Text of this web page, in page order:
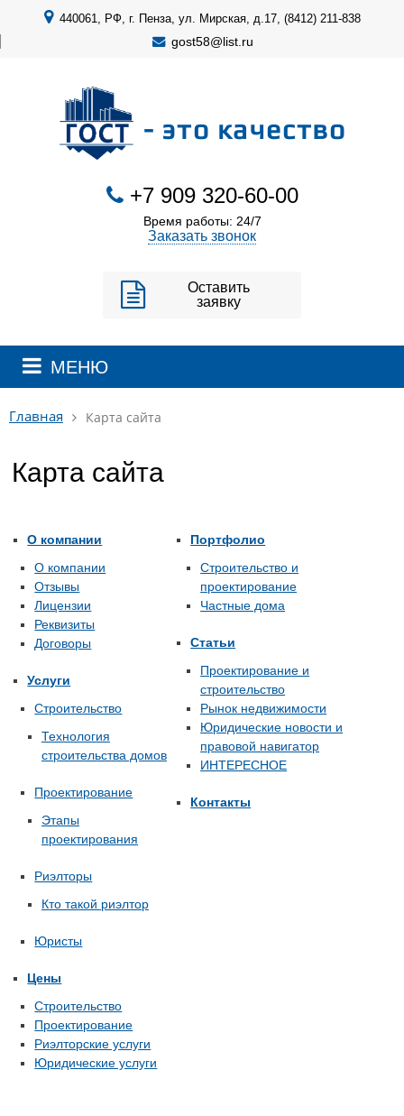
440061, РФ, г. Пенза, ул. Мирская, д.17, (8412) 211-838
gost58@list.ru
- это качество
+7 909 320-60-00
Время работы: 24/7
Заказать звонок
Оставить
заявку
МЕНЮ
Главная Карта сайта
Карта сайта
О компании
О компании
Отзывы
Лицензии
Реквизиты
Договоры
Услуги
Строительство
Технология
строительства домов
Проектирование
Этапы
проектирования
Риэлторы
Кто такой риэлтор
Юристы
Цены
Строительство
Проектирование
Риэлторские услуги
Юридические услуги
Портфолио
Строительство и
проектирование
Частные дома
Статьи
Проектирование и
строительство
Рынок недвижимости
Юридические новости и
правовой навигатор
ИНТЕРЕСНОЕ
Контакты